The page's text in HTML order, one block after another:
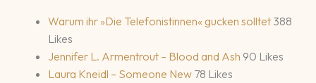
Warum ihr »Die Telefonistinnen« gucken solltet 388
Likes
Jennifer L. Armentrout – Blood and Ash 90 Likes
Laura Kneidl – Someone New 78 Likes